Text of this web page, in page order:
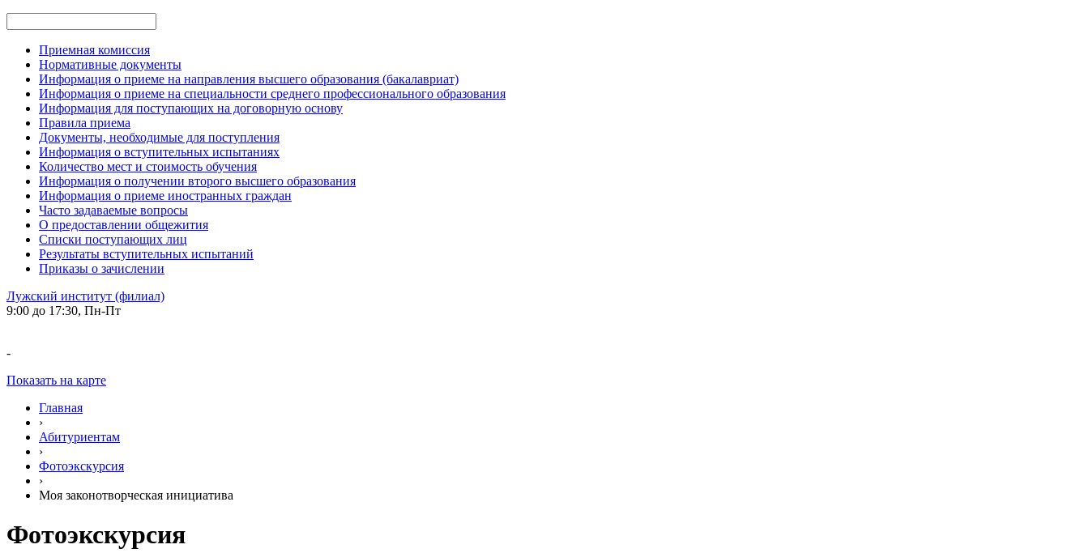
Приемная комиссия
Нормативные документы
Информация о приеме на направления высшего образования (бакалавриат)
Информация о приеме на специальности среднего профессионального образования
Информация для поступающих на договорную основу
Правила приема
Документы, необходимые для поступления
Информация о вступительных испытаниях
Количество мест и стоимость обучения
Информация о получении второго высшего образования
Информация о приеме иностранных граждан
Часто задаваемые вопросы
О предоставлении общежития
Списки поступающих лиц
Результаты вступительных испытаний
Приказы о зачислении
Лужский институт (филиал)
9:00 до 17:30, Пн-Пт
-
Показать на карте
Главная
›
Абитуриентам
›
Фотоэкскурсия
›
Моя законотворческая инициатива
Фотоэкскурсия